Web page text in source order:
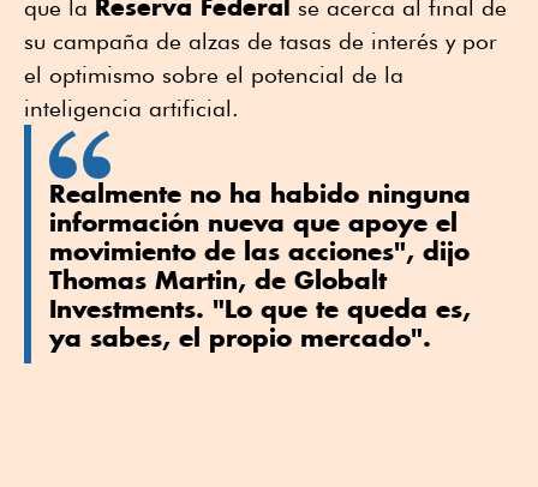
que la Reserva Federal se acerca al final de
su campaña de alzas de tasas de interés y por
el optimismo sobre el potencial de la
inteligencia artificial.
Realmente no ha habido ninguna
información nueva que apoye el
movimiento de las acciones", dijo
Thomas Martin, de Globalt
Investments. "Lo que te queda es,
ya sabes, el propio mercado".